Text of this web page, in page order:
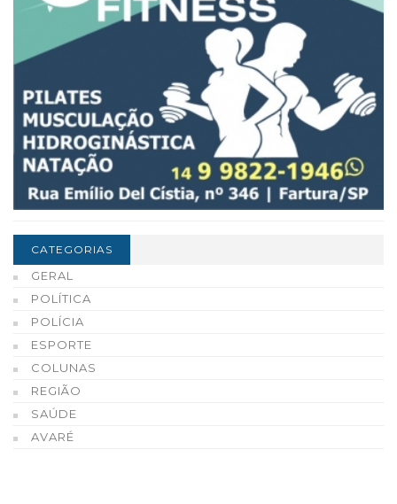
CATEGORIAS
GERAL
POLÍTICA
POLÍCIA
ESPORTE
COLUNAS
REGIÃO
SAÚDE
AVARÉ